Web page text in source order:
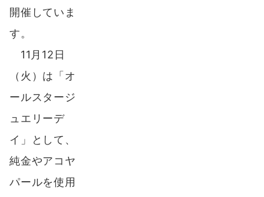
開催していま
す。
11月12日
（火）は「オ
ールスタージ
ュエリーデ
イ」として、
純金やアコヤ
パールを使用